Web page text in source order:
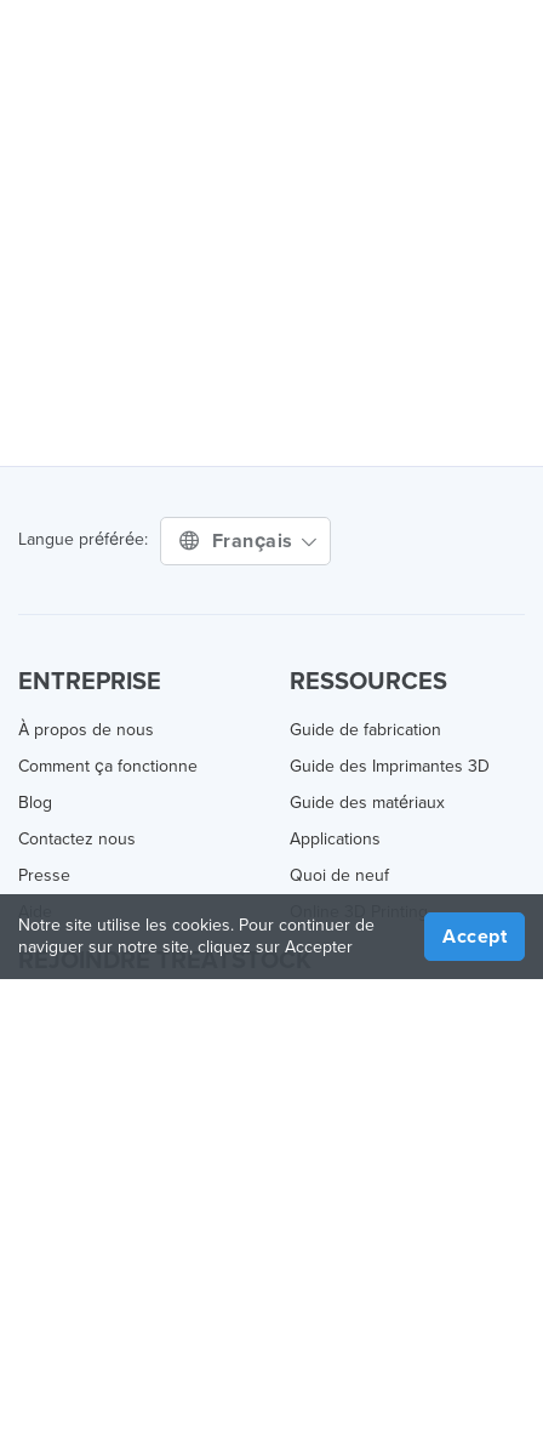
Langue préférée: Français
ENTREPRISE
À propos de nous
Comment ça fonctionne
Blog
Contactez nous
Presse
RESSOURCES
Guide de fabrication
Guide des Imprimantes 3D
Guide des matériaux
Applications
Quoi de neuf
Online 3D Printing
REJOINDRE TREATSTOCK
Notre site utilise les cookies. Pour continuer de
naviguer sur notre site, cliquez sur Accepter
Accept